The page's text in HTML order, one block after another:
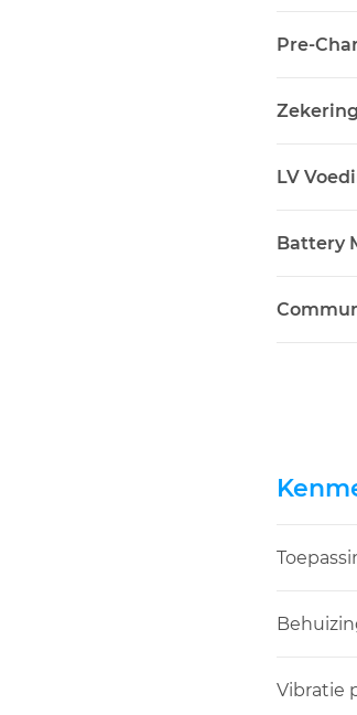
Pre-
LV
Battery
Vibratie